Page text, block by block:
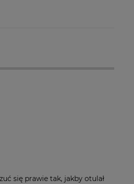
się prawie tak, jakby otulał